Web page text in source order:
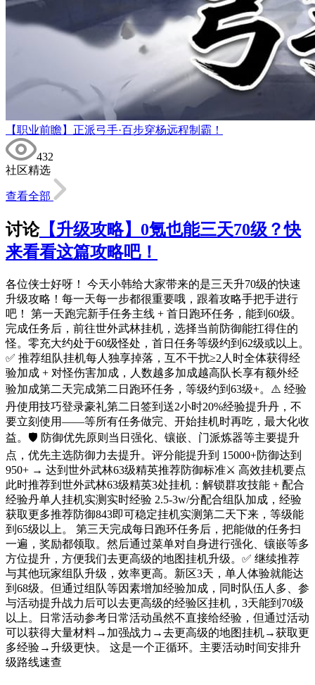
【职业前瞻】正派弓手·百步穿杨远程制霸！
432
社区精选
查看全部
讨论【升级攻略】0氪也能三天70级？快
来看看这篇攻略吧！
各位侠士好呀！ 今天小韩给大家带来的是三天升70级的快速
升级攻略！每一天每一步都很重要哦，跟着攻略手把手进行
吧！ 第一天跑完新手任务主线 + 首日跑环任务，能到60级。
完成任务后，前往世外武林挂机，选择当前防御能扛得住的
怪。零充大约处于60级怪处，首日任务等级约到62级或以上。
✅ 推荐组队挂机每人独享掉落，互不干扰≥2人时全体获得经
验加成 + 对怪伤害加成，人数越多加成越高队长享有额外经
验加成第二天完成第二日跑环任务，等级约到63级+。⚠️ 经验
丹使用技巧登录豪礼第二日签到送2小时20%经验提升丹，不
要立刻使用——等所有任务做完、开始挂机时再吃，最大化收
益。🛡️ 防御优先原则当日强化、镶嵌、门派炼器等主要提升
点，优先主选防御力去提升。评分能提升到 15000+防御达到
950+ → 达到世外武林63级精英推荐防御标准⚔️ 高效挂机要点
此时推荐到世外武林63级精英3处挂机：解锁群攻技能 + 配合
经验丹单人挂机实测实时经验 2.5-3w/分配合组队加成，经验
获取更多推荐防御843即可稳定挂机实测第二天下来，等级能
到65级以上。 第三天完成每日跑环任务后，把能做的任务扫
一遍，奖励都领取。然后通过菜单对自身进行强化、镶嵌等多
方位提升，方便我们去更高级的地图挂机升级。✅ 继续推荐
与其他玩家组队升级，效率更高。新区3天，单人体验就能达
到68级。但通过组队等因素增加经验加成，同时队伍人多、参
与活动提升战力后可以去更高级的经验区挂机，3天能到70级
以上。日常活动参考日常活动虽然不直接给经验，但通过活动
可以获得大量材料→加强战力→去更高级的地图挂机→获取更
多经验→升级更快。 这是一个正循环。主要活动时间安排升
级路线速查